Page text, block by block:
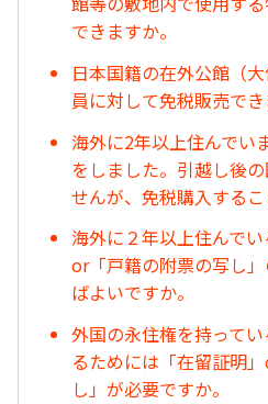
できますか。
日本国籍の在外公館（
員に対して免税販売でき
海外に2年以上住んでい
をしました。引越し後
せんが、免税購入するこ
海外に２年以上住んでい
or「戸籍の附票の写し
ばよいですか。
外国の永住権を持って
るためには「在留証明
し」が必要ですか。